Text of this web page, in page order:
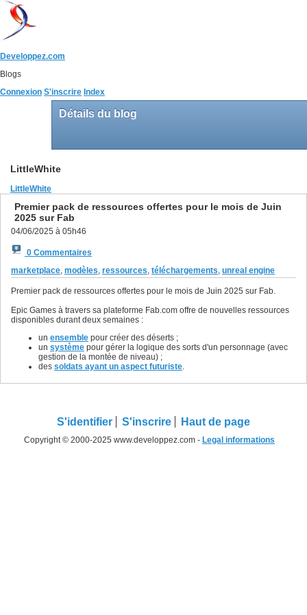
Developpez.com
Blogs
Connexion S'inscrire Index
Détails du blog
LittleWhite
LittleWhite
Premier pack de ressources offertes pour le mois de Juin
2025 sur Fab
04/06/2025 à 05h46
0 Commentaires
marketplace, modèles, ressources, téléchargements, unreal engine
Premier pack de ressources offertes pour le mois de Juin 2025 sur Fab.
Epic Games à travers sa plateforme Fab.com offre de nouvelles ressources
disponibles durant deux semaines :
un ensemble pour créer des déserts ;
un système pour gérer la logique des sorts d'un personnage (avec
gestion de la montée de niveau) ;
des soldats ayant un aspect futuriste.
S'identifier S'inscrire Haut de page
Copyright © 2000-2025 www.developpez.com - Legal informations